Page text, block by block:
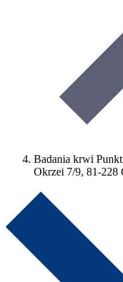
Badania krwi
Okrzei 7/9, 81-228